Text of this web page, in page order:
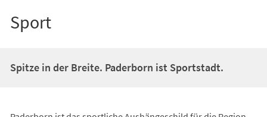
Sport
Spitze in der Breite. Paderborn ist Sportstadt.